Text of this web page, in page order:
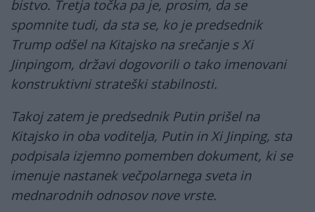
bistvo. Tretja točka pa je, prosim, da se
spomnite tudi, da sta se, ko je predsednik
Trump odšel na Kitajsko na srečanje s Xi
Jinpingom, državi dogovorili o tako imenovani
konstruktivni strateški stabilnosti.
Takoj zatem je predsednik Putin prišel na
Kitajsko in oba voditelja, Putin in Xi Jinping, sta
podpisala izjemno pomemben dokument, ki se
imenuje nastanek večpolarnega sveta in
mednarodnih odnosov nove vrste.